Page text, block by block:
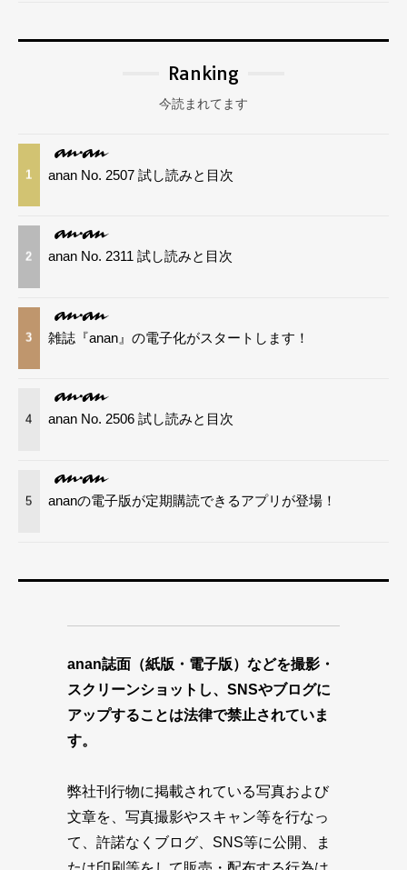
Ranking
今読まれてます
1 anan No. 2507 試し読みと目次
2 anan No. 2311 試し読みと目次
3 雑誌『anan』の電子化がスタートします！
4 anan No. 2506 試し読みと目次
5 ananの電子版が定期購読できるアプリが登場！
anan誌面（紙版・電子版）などを撮影・
スクリーンショットし、SNSやブログに
アップすることは法律で禁止されていま
す。
弊社刊行物に掲載されている写真および
文章を、写真撮影やスキャン等を行なっ
て、許諾なくブログ、SNS等に公開、ま